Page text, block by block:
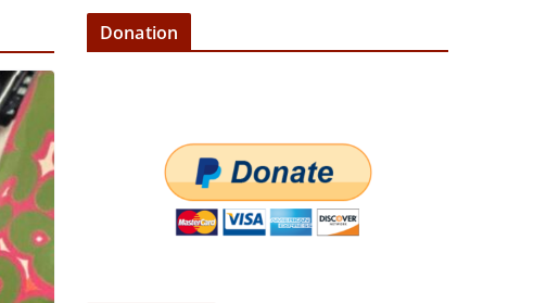
Donation